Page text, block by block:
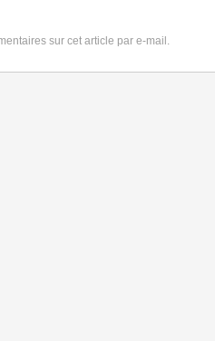
sur cet article par e-mail.